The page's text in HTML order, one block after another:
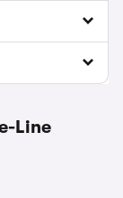
Line